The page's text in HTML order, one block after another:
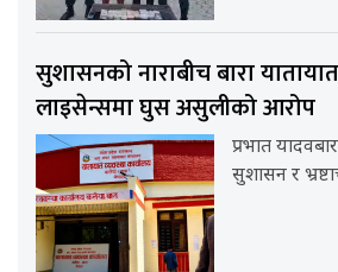
सुशासनको नाराबीच बारा
लाइसेन्समा घुस असुलीको आरोप
प्रभात
सुशासन र